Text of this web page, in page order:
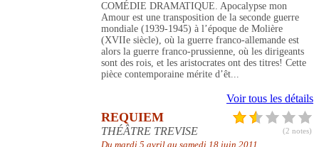
COMÉDIE DRAMATIQUE. Apocalypse mon
Amour est une transposition de la seconde guerre
mondiale (1939-1945) à l’époque de Molière
(XVIIe siècle), où la guerre franco-allemande est
alors la guerre franco-prussienne, où les dirigeants
sont des rois, et les aristocrates ont des titres! Cette
pièce contemporaine mérite d’êt...
Voir tous les détails
(2 notes)
REQUIEM
THÉÂTRE TREVISE
Du mardi 5 avril au samedi 18 juin 2011